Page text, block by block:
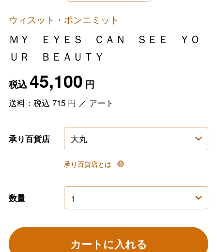
ウィスット・ポンニミット
ＭＹ ＥＹＥＳ ＣＡＮ ＳＥＥ ＹＯ
ＵＲ ＢＥＡＵＴＹ
税込45,100 円
送料：税込 715円 ／ アート
承り百貨店
承り百貨店とは
数量
カートに入れる